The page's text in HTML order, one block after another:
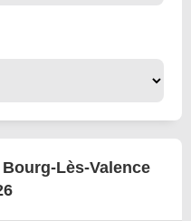
Lès-Valence